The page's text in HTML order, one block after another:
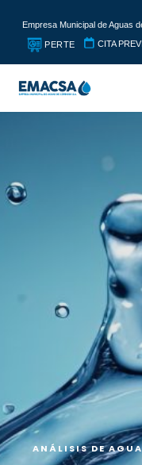
Empresa Municipal de Aguas
PERTE CITA
ANÁLISIS DE